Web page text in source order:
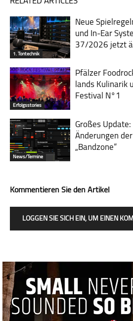
1. Tontechnik
Neue
und In-Ear
37/2026 jetzt
Erfolgsstories
Pfälzer
lands Kuli­narik
Fes­ti­val N°1
News/Termine
Großes
Änderungen
„Bandzone“
Kommentieren Sie den Artikel
LOGGEN SIE SICH EIN, UM EINEN